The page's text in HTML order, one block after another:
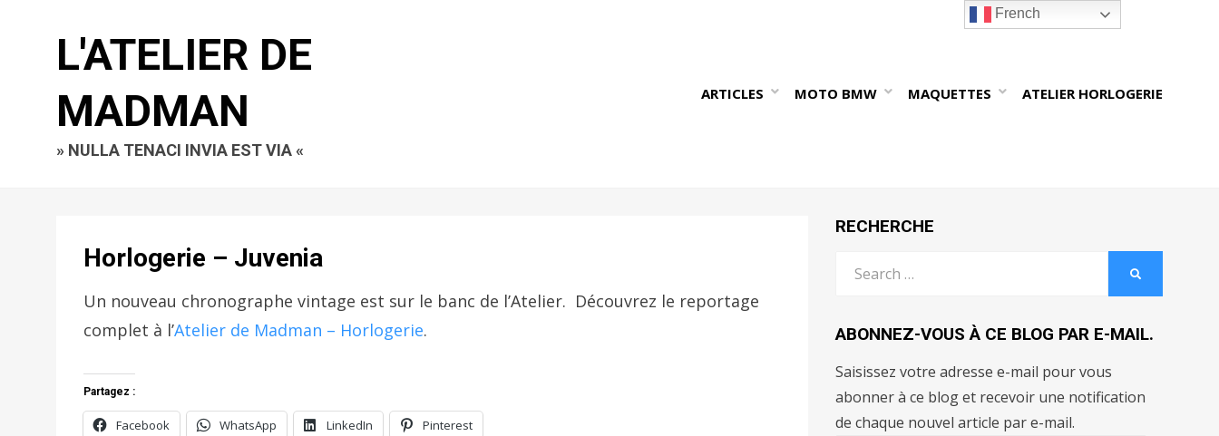
L'ATELIER DE
MADMAN
» NULLA TENACI INVIA EST VIA «
ARTICLES MOTO BMW MAQUETTES ATELIER HORLOGERIE
Horlogerie – Juvenia
Un nouveau chronographe vintage est sur le banc de l’Atelier. Découvrez le reportage
complet à l’Atelier de Madman – Horlogerie.
Partagez :
Facebook WhatsApp LinkedIn Pinterest
RECHERCHE
ABONNEZ-VOUS À CE BLOG PAR E-MAIL.
Saisissez votre adresse e-mail pour vous
abonner à ce blog et recevoir une notification
de chaque nouvel article par e-mail.
French